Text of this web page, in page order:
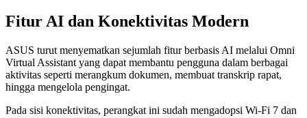
Fitur AI dan Konektivitas Modern
ASUS turut menyematkan sejumlah fitur berbasis AI melalui Omni
Virtual Assistant yang dapat membantu pengguna dalam berbagai
aktivitas seperti merangkum dokumen, membuat transkrip rapat,
hingga mengelola pengingat.
Pada sisi konektivitas, perangkat ini sudah mengadopsi Wi-Fi 7 dan